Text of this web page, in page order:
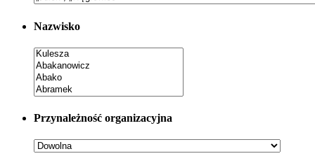
Nazwisko
Przynależność organizacyjna